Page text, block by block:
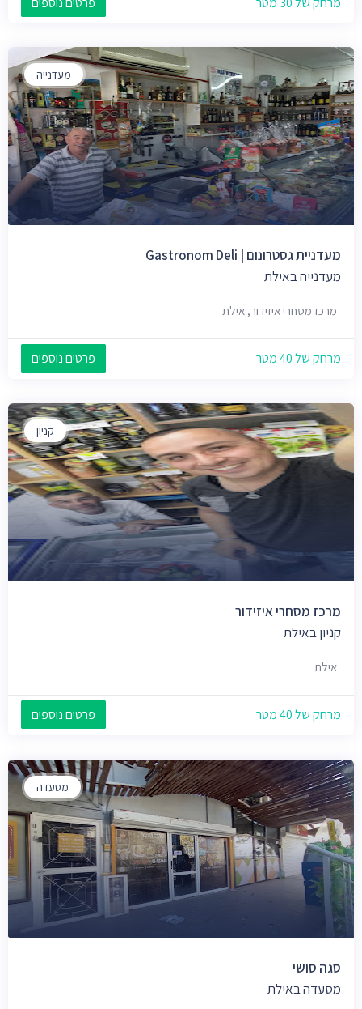
מעדנייה
מעדניית גסטרונום | Gastronom Deli
מעדנייה באילת
מרכז מסחרי איזידור, אילת
מרחק של 40 מטר פרטים נוספים
קניון
מרכז מסחרי איזידור
קניון באילת
אילת
מרחק של 40 מטר פרטים נוספים
מסעדה
סגה סושי
מסעדה באילת